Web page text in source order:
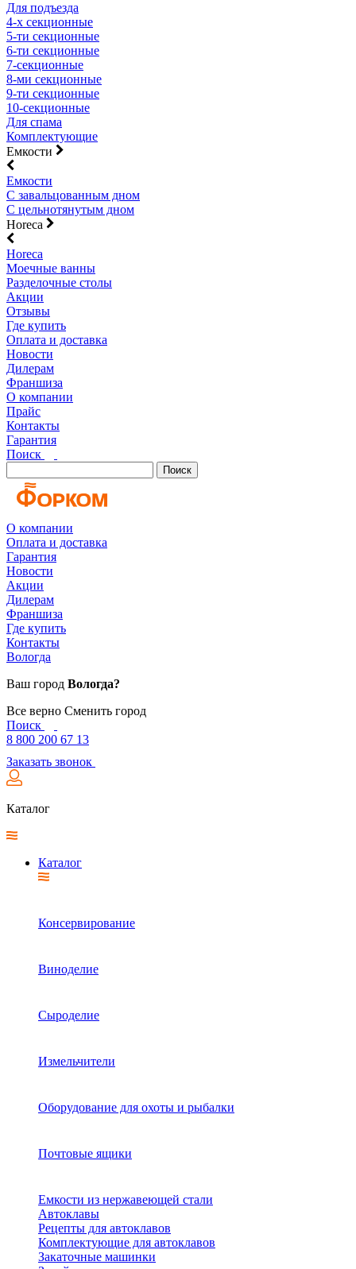
Для подъезда
4-х секционные
5-ти секционные
6-ти секционные
7-секционные
8-ми секционные
9-ти секционные
10-секционные
Для спама
Комплектующие
Емкости
Емкости
С завальцованным дном
С цельнотянутым дном
Horeca
Horeca
Моечные ванны
Разделочные столы
Акции
Отзывы
Где купить
Оплата и доставка
Новости
Дилерам
Франшиза
О компании
Прайс
Контакты
Гарантия
Поиск
Поиск
О компании
Оплата и доставка
Гарантия
Новости
Акции
Дилерам
Франшиза
Где купить
Контакты
Вологда
Ваш город Вологда?
Все верно Сменить город
Поиск
8 800 200 67 13
Заказать звонок
Каталог
Каталог
Консервирование
Виноделие
Сыроделие
Измельчители
Оборудование для охоты и рыбалки
Почтовые ящики
Емкости из нержавеющей стали
Автоклавы
Рецепты для автоклавов
Комплектующие для автоклавов
Закаточные машинки